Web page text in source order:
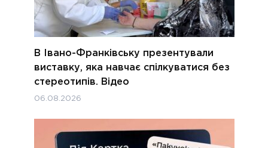
В Івано-Франківську презентували
виставку, яка навчає спілкуватися без
стереотипів. Відео
06.08.2026